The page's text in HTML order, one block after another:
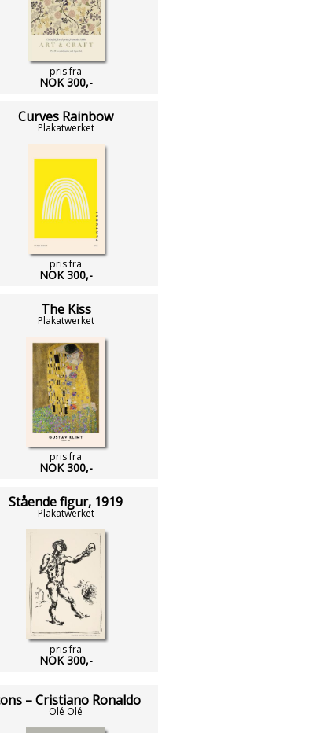
pris fra
NOK 300,-
Curves Rainbow
Plakatwerket
pris fra
NOK 300,-
The Kiss
Plakatwerket
pris fra
NOK 300,-
Stående figur, 1919
Plakatwerket
pris fra
NOK 300,-
– Cristiano Ronaldo
Olé Olé